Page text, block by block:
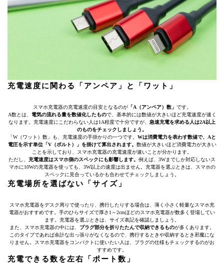
充電速度に関わる「アンペア」と「ワット」
スマホ充電器の充電速度の目安となるのが「A（アンペア）数」 です。
A数とは、
電気の流れる量を数値化したもので、基本的には数値が大きいほど充電速度が速く
なります。充電速度にこだわらない人は1A程度で十分ですが、 急速充電を求める人は2A以上
のものをチェックしましょう。
「W（ワット）数」も、充電速度の手掛かりの一つです。 Wは消費電力を表わす数値で、Aと
電圧を示す単位「V（ボルト）」を掛けて算出されます。 数値が大きいほど消費電力が大きい
ことを示しており、スマホ充電器の充電速度が速いことが分かります。
ただし、 充電速度はスマホ側のスペックにも影響します。 例えば、3Wまでしか対応しないス
マホに10Wの充電器を使っても、3W以上の速度は出ません。充電器を選ぶときは、スマホの
スペックに見合っているかも合わせてチェックしましょう。
充電場所を選ばない「サイズ」
スマホ充電器をデスク周りで使ったり、携行したりする場合は、薄く小さく軽量なスマホ充
電器がおすすめです。手のひらサイズで厚さ1～2cmほどのスマホ充電器が数多く登場してい
ます。充電器を選ぶときは、サイズ表記を確認しましょう。
また、スマホ充電器の中には、 プラグ部分を折りたたんで収納できるものが多くあります。
このタイプであれば余計な出っ張りがなくなるので、携行するときや収納するとき邪魔にな
りません。スマホ充電器をコンパクトに使いたい人は、プラグの仕様もチェックするのがお
すすめです。
充電できる数を左右「ポート数」